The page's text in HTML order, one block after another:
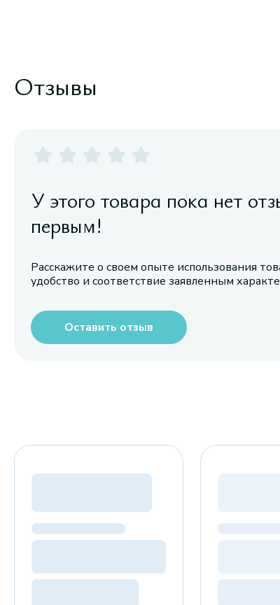
Отзывы
У этого товара пока нет
первым!
Расскажите о своем опыте использования
удобство и соответствие заявленным
Оставить отзыв